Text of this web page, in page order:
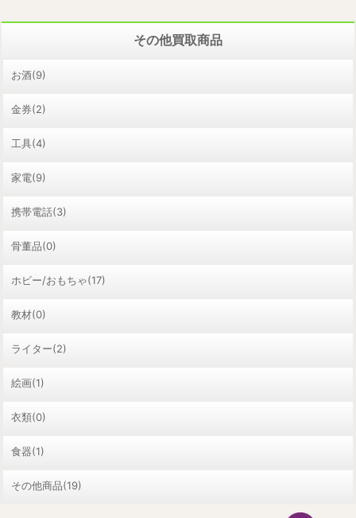
その他買取商品
お酒(9)
金券(2)
工具(4)
家電(9)
携帯電話(3)
骨董品(0)
ホビー/おもちゃ(17)
教材(0)
ライター(2)
絵画(1)
衣類(0)
食器(1)
その他商品(19)